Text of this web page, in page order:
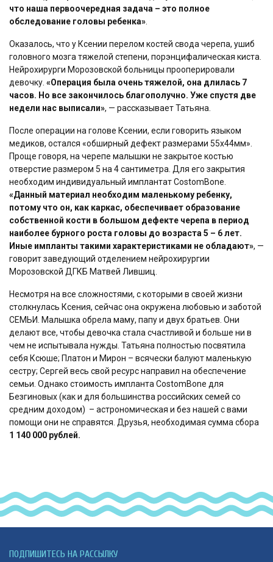
что наша первоочередная задача – это полное
обследование головы ребенка».
Оказалось, что у Ксении перелом костей свода черепа, ушиб
головного мозга тяжелой степени, порэнцифалическая киста.
Нейрохирурги Морозовской больницы прооперировали
девочку. «Операция была очень тяжелой, она длилась 7
часов. Но все закончилось благополучно. Уже спустя две
недели нас выписали», — рассказывает Татьяна.
После операции на голове Ксении, если говорить языком
медиков, остался «обширный дефект размерами 55х44мм».
Проще говоря, на черепе малышки не закрытое костью
отверстие размером 5 на 4 сантиметра. Для его закрытия
необходим индивидуальный имплантат CostomBone.
«Данный материал необходим маленькому ребенку,
потому что он, как каркас, обеспечивает образование
собственной кости в большом дефекте черепа в период
наиболее бурного роста головы до возраста 5 – 6 лет.
Иные импланты такими характеристиками не обладают», —
говорит заведующий отделением нейрохирургии
Морозовской ДГКБ Матвей Лившиц.
Несмотря на все сложностями, с которыми в своей жизни
столкнулась Ксения, сейчас она окружена любовью и заботой
СЕМЬИ. Малышка обрела маму, папу и двух братьев. Они
делают все, чтобы девочка стала счастливой и больше ни в
чем не испытывала нужды. Татьяна полностью посвятила
себя Ксюше; Платон и Мирон – всячески балуют маленькую
сестру; Сергей весь свой ресурс направил на обеспечение
семьи. Однако стоимость импланта CostomBone для
Безгиновых (как и для большинства российских семей со
средним доходом) – астрономическая и без нашей с вами
помощи они не справятся. Друзья, необходимая сумма сбора
1 140 000 рублей.
ПОДПИШИТЕСЬ НА РАССЫЛКУ